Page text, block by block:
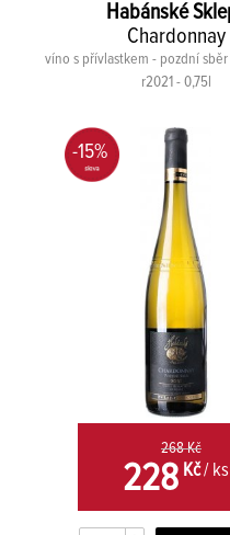
Habánské
Chardonnay
víno s přívlastkem - pozdní
r2021 - 0,75l
-15%
268 Kč
228 Kč/ ks